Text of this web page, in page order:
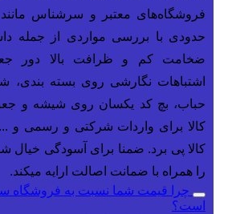
فروشگاه‌های معتبر و سرشناس مانند
حدودی با بررسی مواردی از جمله
ضخامت کم و ظرافت بالا دور
اشتباهات نگارشی روی بسته
حباب، بچ کد یکسان روی شیشه و
کالا برای واردات شرکتی و رسمی و
کالا پی برد. ضمنا برای آسودگی خیال
را همراه با ضمانت اصالت ارایه میکند.
چرا قیمت شما نسبت به فروشگاه
است؟